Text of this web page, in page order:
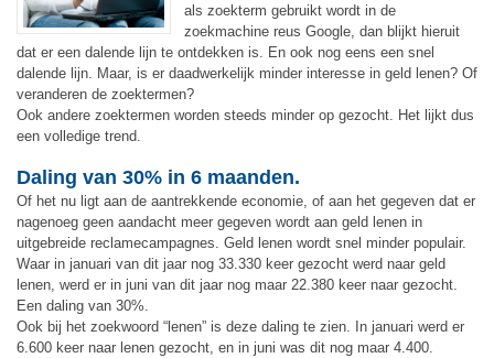
als zoekterm gebruikt wordt in de
zoekmachine reus Google, dan blijkt hieruit
dat er een dalende lijn te ontdekken is. En ook nog eens een snel
dalende lijn. Maar, is er daadwerkelijk minder interesse in geld lenen? Of
veranderen de zoektermen?
Ook andere zoektermen worden steeds minder op gezocht. Het lijkt dus
een volledige trend.
Daling van 30% in 6 maanden.
Of het nu ligt aan de aantrekkende economie, of aan het gegeven dat er
nagenoeg geen aandacht meer gegeven wordt aan geld lenen in
uitgebreide reclamecampagnes. Geld lenen wordt snel minder populair.
Waar in januari van dit jaar nog 33.330 keer gezocht werd naar geld
lenen, werd er in juni van dit jaar nog maar 22.380 keer naar gezocht.
Een daling van 30%.
Ook bij het zoekwoord “lenen” is deze daling te zien. In januari werd er
6.600 keer naar lenen gezocht, en in juni was dit nog maar 4.400.